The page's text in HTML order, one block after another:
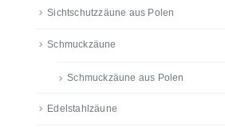
Sichtschutzzäune aus Polen
Schmuckzäune
Schmuckzäune aus Polen
Edelstahlzäune